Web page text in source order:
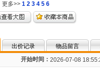
更多>> 1 2 3 4 5 6
出价记录 物品留言
开始时间： 2026-07-08